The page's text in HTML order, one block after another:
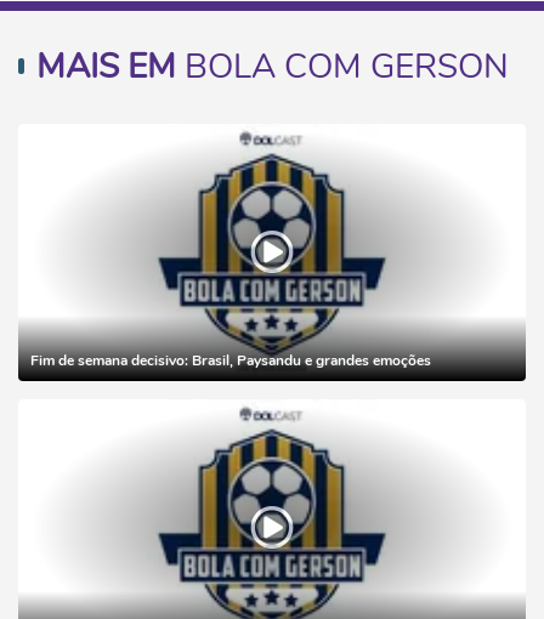
MAIS EM BOLA COM GERSON
Fim de semana decisivo: Brasil, Paysandu e grandes emoções